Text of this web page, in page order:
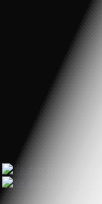
Hết hàng